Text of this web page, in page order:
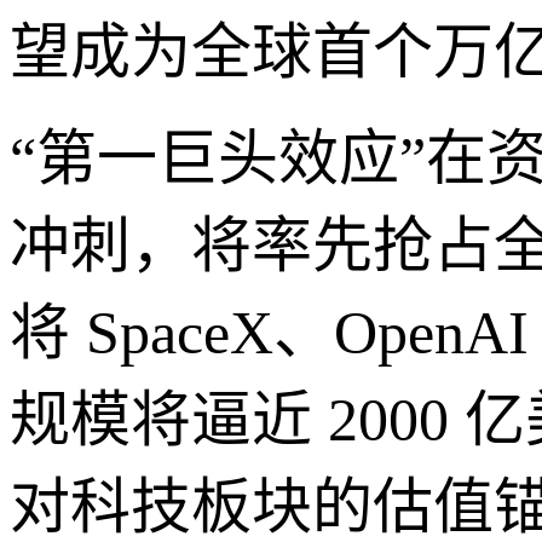
望成为全球首个万
“第一巨头效应”在
冲刺，将率先抢占
将 SpaceX、
规模将逼近 2000
对科技板块的估值